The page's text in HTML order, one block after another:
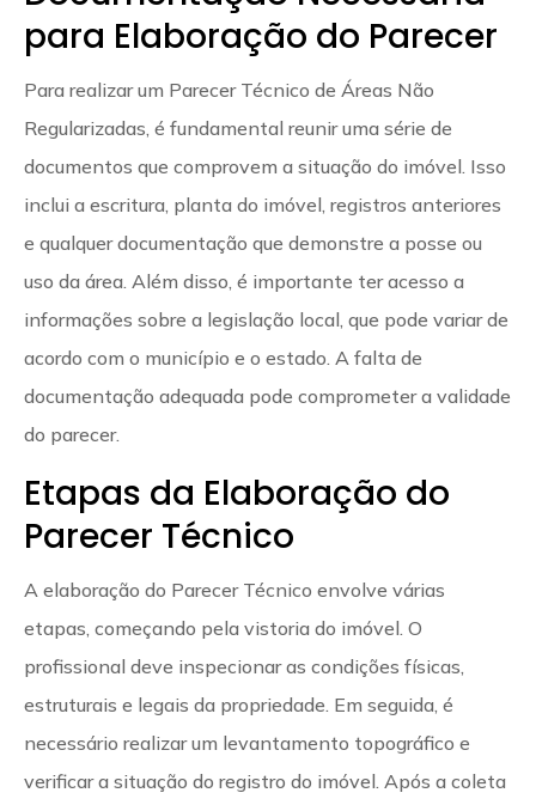
para Elaboração do Parecer
Para realizar um Parecer Técnico de Áreas Não
Regularizadas, é fundamental reunir uma série de
documentos que comprovem a situação do imóvel. Isso
inclui a escritura, planta do imóvel, registros anteriores
e qualquer documentação que demonstre a posse ou
uso da área. Além disso, é importante ter acesso a
informações sobre a legislação local, que pode variar de
acordo com o município e o estado. A falta de
documentação adequada pode comprometer a validade
do parecer.
Etapas da Elaboração do
Parecer Técnico
A elaboração do Parecer Técnico envolve várias
etapas, começando pela vistoria do imóvel. O
profissional deve inspecionar as condições físicas,
estruturais e legais da propriedade. Em seguida, é
necessário realizar um levantamento topográfico e
verificar a situação do registro do imóvel. Após a coleta